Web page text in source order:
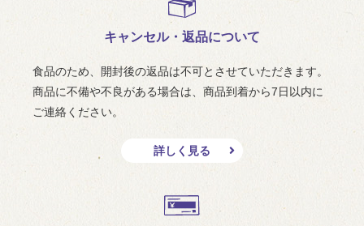
キャンセル・返品について
食品のため、開封後の返品は不可とさせていただきます。
商品に不備や不良がある場合は、商品到着から7日以内に
ご連絡ください。
詳しく見る